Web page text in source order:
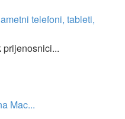
telefoni, tableti,
prijenosnici...
Mac...